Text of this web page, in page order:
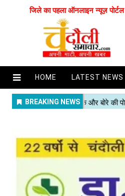
जिले का पहला ऑनलाइन न्यूज़ पोर्टल
HOME LATEST NEWS